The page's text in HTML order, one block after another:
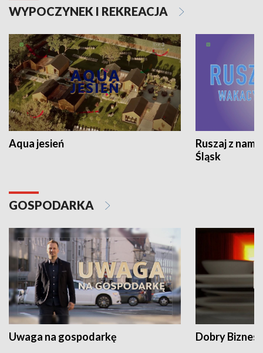
WYPOCZYNEK I REKREACJA
Aqua jesień
Ruszaj z
Śląsk
GOSPODARKA
Uwaga na gospodarkę Dobry Biznes